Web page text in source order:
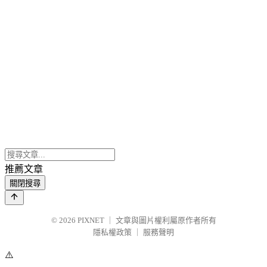
推薦文章
關閉搜尋
© 2026 PIXNET
文章與圖片權利屬原作者所有
隱私權政策
服務聲明
⚠️